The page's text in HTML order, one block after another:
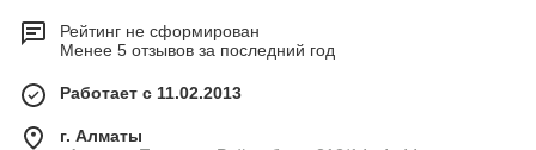
Рейтинг не сформирован
Менее 5 отзывов за последний год
Работает с 11.02.2013
г. Алматы